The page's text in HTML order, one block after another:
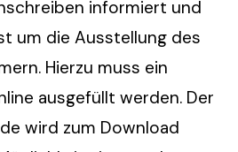
informiert und
um die Ausstellung des
Hierzu muss ein
ausgefüllt werden. Der
wird zum Download